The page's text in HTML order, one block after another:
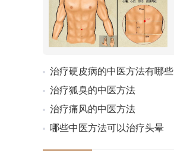
治疗硬皮病的中医方法有哪些
治疗狐臭的中医方法
治疗痛风的中医方法
哪些中医方法可以治疗头晕